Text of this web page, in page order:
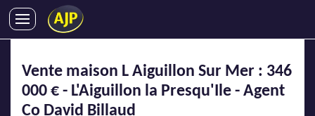
VENTES
LOCATIONS
Vente maison L Aiguillon Sur Mer : 346
000 € - L'Aiguillon la Presqu'Ile - Agent
Co David Billaud